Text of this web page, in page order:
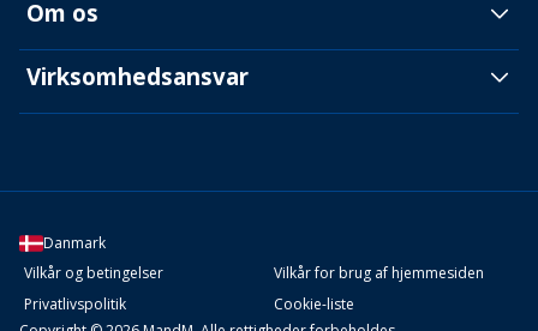
Om os
Virksomhedsansvar
Danmark
Vilkår og betingelser
Vilkår for brug af hjemmesiden
Privatlivspolitik
Cookie-liste